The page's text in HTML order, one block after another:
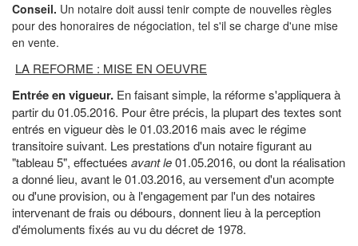
Conseil. Un notaire doit aussi tenir compte de nouvelles règles
pour des honoraires de négociation, tel s'il se charge d'une mise
en vente.
LA REFORME : MISE EN OEUVRE
Entrée en vigueur. En faisant simple, la réforme s'appliquera à
partir du 01.05.2016. Pour être précis, la plupart des textes sont
entrés en vigueur dès le 01.03.2016 mais avec le régime
transitoire suivant. Les prestations d'un notaire figurant au
"tableau 5", effectuées avant le01.05.2016, ou dont la réalisation
a donné lieu, avant le 01.03.2016, au versement d'un acompte
ou d'une provision, ou à l'engagement par l'un des notaires
intervenant de frais ou débours, donnent lieu à la perception
d'émoluments fixés au vu du décret de 1978.